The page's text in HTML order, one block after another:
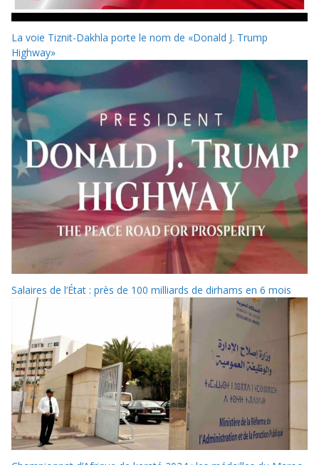
La voie Tiznit-Dakhla porte le nom de «Donald J. Trump
Highway»
Salaires de l’État : près de 100 milliards de dirhams en 6 mois